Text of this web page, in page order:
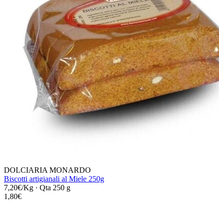
DOLCIARIA MONARDO
Biscotti artigianali al Miele 250g
7,20€/Kg · Qta 250 g
1,80€